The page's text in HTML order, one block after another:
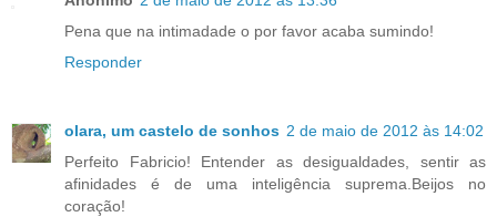
Pena que na intimadade o por favor acaba sumindo!
Responder
olara, um castelo de sonhos 2 de maio de 2012 às 14:02
Perfeito Fabricio! Entender as desigualdades, sentir as
afinidades é de uma inteligência suprema.Beijos no
coração!